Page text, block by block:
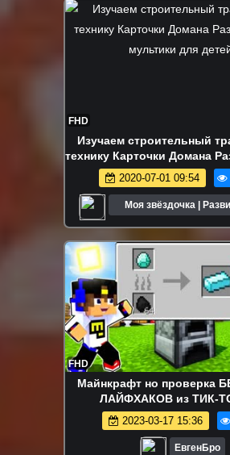
FHD
Изучаем строительный
технику Карточки Домана
мультики для
2020-07-01 09:54
Моя звёздочка |
FHD
Майнкрафт но проверка
ЛАЙФХАКОВ из ТИК-
Майнкрафте Троллинг
Minecraft
2023-03-17 15:36
ЕвгенБро